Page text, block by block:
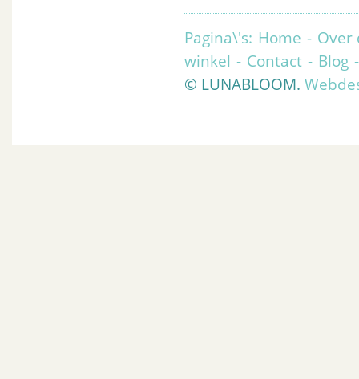
Pagina\'s: Home - Over
winkel - Contact - Blog
© LUNABLOOM.